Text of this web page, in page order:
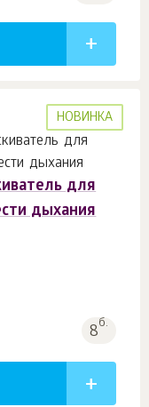
НОВИНКА
для
дыхания
8б.